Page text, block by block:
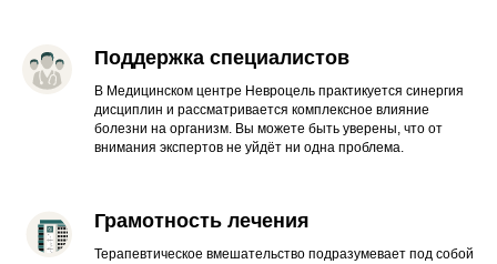
Поддержка специалистов
В Медицинском центре Невроцель практикуется синергия
дисциплин и рассматривается комплексное влияние
болезни на организм. Вы можете быть уверены, что от
внимания экспертов не уйдёт ни одна проблема.
Грамотность лечения
Терапевтическое вмешательство подразумевает под собой